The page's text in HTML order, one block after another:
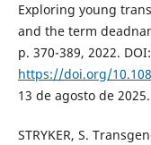
Exploring young
and the term
p. 370-389, 2022. DOI:
https://doi.org/
13 de agosto de 2025.
STRYKER, S.